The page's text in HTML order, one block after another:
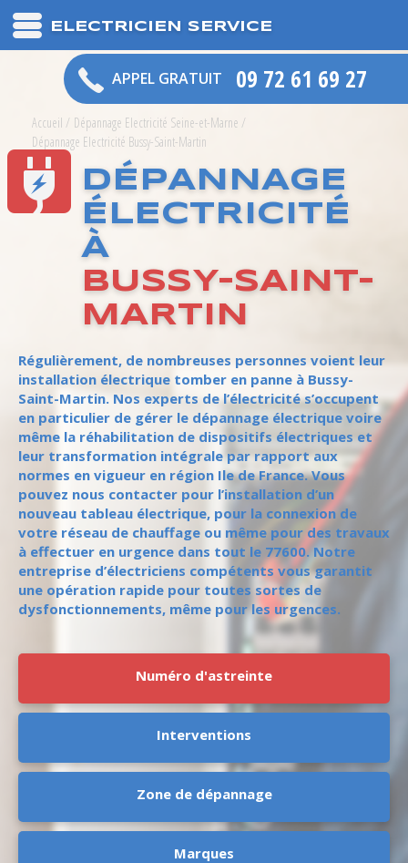
ELECTRICIEN SERVICE
APPEL GRATUIT 09 72 61 69 27
Accueil / Dépannage Electricité Seine-et-Marne /
Dépannage Electricité Bussy-Saint-Martin
DÉPANNAGE
ÉLECTRICITÉ
À
BUSSY-SAINT-
MARTIN
Régulièrement, de nombreuses personnes voient leur
installation électrique tomber en panne à Bussy-
Saint-Martin. Nos experts de l’électricité s’occupent
en particulier de gérer le dépannage électrique voire
même la réhabilitation de dispositifs électriques et
leur transformation intégrale par rapport aux
normes en vigueur en région Ile de France. Vous
pouvez nous contacter pour l’installation d’un
nouveau tableau électrique, pour la connexion de
votre réseau de chauffage ou même pour des travaux
à effectuer en urgence dans tout le 77600. Notre
entreprise d’électriciens compétents vous garantit
une opération rapide pour toutes sortes de
dysfonctionnements, même pour les urgences.
Numéro d'astreinte
Interventions
Zone de dépannage
Marques